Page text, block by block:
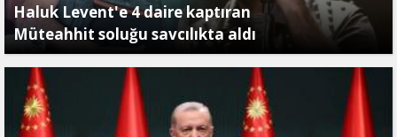
Haluk Levent'e 4 daire kaptıran
Müteahhit soluğu savcılıkta aldı